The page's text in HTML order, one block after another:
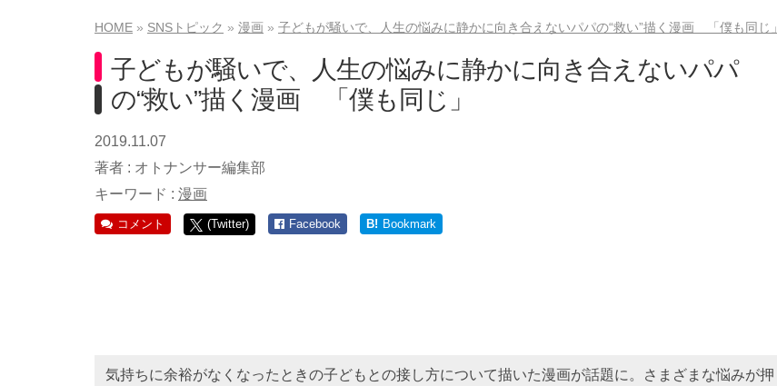
HOME SNSトピック 漫画 子どもが騒いで、人生の悩みに静かに向き合えないパパの“救い”描く漫画 「僕も同じ」
子どもが騒いで、人生の悩みに静かに向き合えないパパ
の“救い”描く漫画 「僕も同じ」
2019.11.07
著者 : オトナンサー編集部
キーワード : 漫画
コメント (Twitter) Facebook B! Bookmark
気持ちに余裕がなくなったときの子どもとの接し方について描いた漫画が話題に。さまざまな悩みが押